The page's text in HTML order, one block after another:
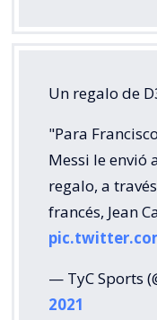
Un regalo de
"Para
Messi le envió
regalo, a
francés, Jean
— TyC Sports
2021